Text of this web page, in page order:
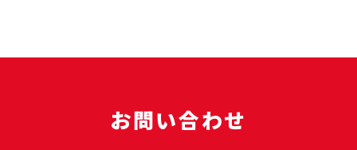
お問い合わせ